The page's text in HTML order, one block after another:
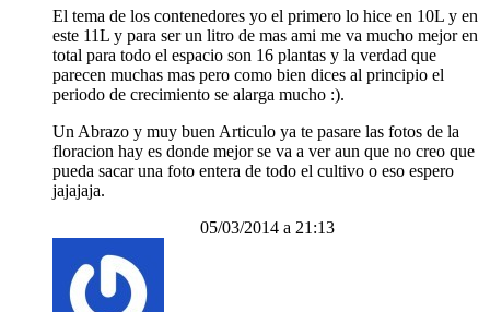
El tema de los contenedores yo el primero lo hice en 10L y en
este 11L y para ser un litro de mas ami me va mucho mejor en
total para todo el espacio son 16 plantas y la verdad que
parecen muchas mas pero como bien dices al principio el
periodo de crecimiento se alarga mucho :).
Un Abrazo y muy buen Articulo ya te pasare las fotos de la
floracion hay es donde mejor se va a ver aun que no creo que
pueda sacar una foto entera de todo el cultivo o eso espero
jajajaja.
05/03/2014 a 21:13